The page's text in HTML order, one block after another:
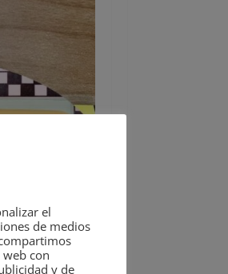
el
de medios
con
y de